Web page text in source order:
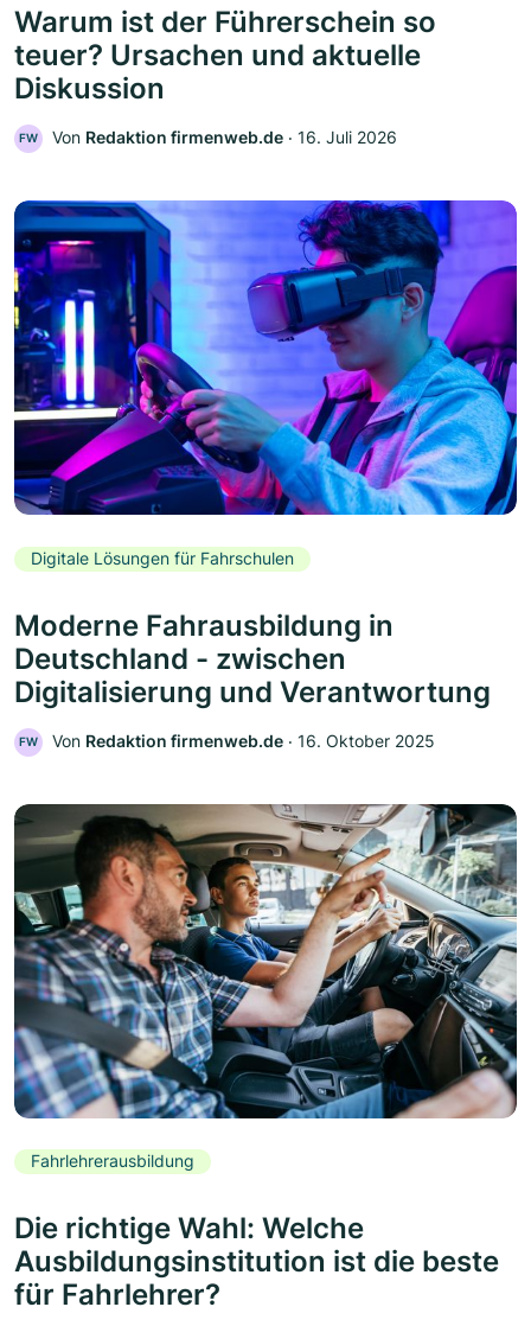
Warum ist der Führerschein so
teuer? Ursachen und aktuelle
Diskussion
FW Von Redaktion firmenweb.de ‧ 16. Juli 2026
Digitale Lösungen für Fahrschulen
Moderne Fahrausbildung in
Deutschland - zwischen
Digitalisierung und Verantwortung
FW Von Redaktion firmenweb.de ‧ 16. Oktober 2025
Fahrlehrerausbildung
Die richtige Wahl: Welche
Ausbildungsinstitution ist die beste
für Fahrlehrer?